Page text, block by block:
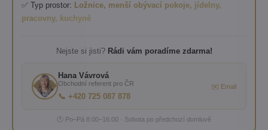
✅ Typ prostor: Ložnice, menší obývací pokoje, jídelny,
pracovny, kuchyně
Nejste si jisti? Rádi vám poradíme zdarma!
Hana Vávrová
Obchodní referent pro ČR
📞 +420 725 087 878
✉️ Email
🕐 Po–Pá 8:00–16:00 · Sobota po předchozí domluvě